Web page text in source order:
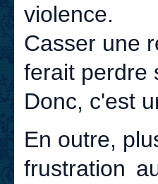
violence.
Casser une
ferait perdre
Donc, c'est
En outre,
frustration